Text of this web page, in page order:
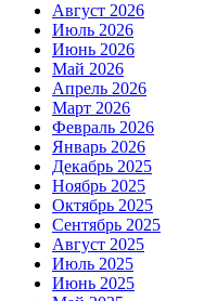
Август 2026
Июль 2026
Июнь 2026
Май 2026
Апрель 2026
Март 2026
Февраль 2026
Январь 2026
Декабрь 2025
Ноябрь 2025
Октябрь 2025
Сентябрь 2025
Август 2025
Июль 2025
Июнь 2025